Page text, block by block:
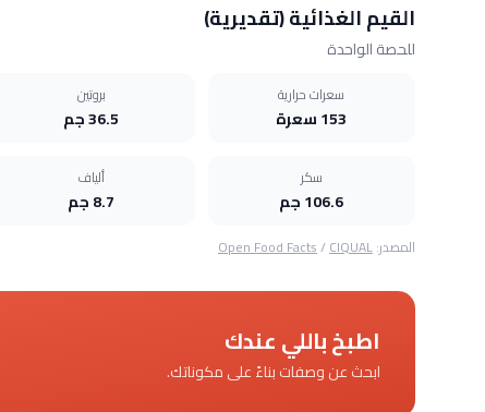
القيم الغذائية (تقديرية)
للحصة الواحدة
سعرات حرارية
153 سعرة
بروتين
36.5 جم
سكر
106.6 جم
ألياف
8.7 جم
المصدر: Open Food Facts/CIQUAL
اطبخ باللي عندك
ابحث عن وصفات بناءً على مكوناتك.